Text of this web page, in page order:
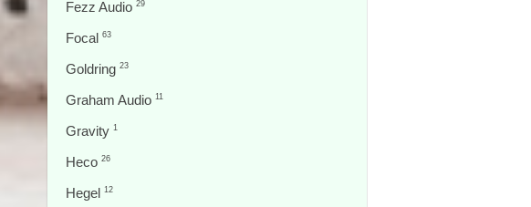
Fezz Audio 29
Focal 63
Goldring 23
Graham Audio 11
Gravity 1
Heco 26
Hegel 12